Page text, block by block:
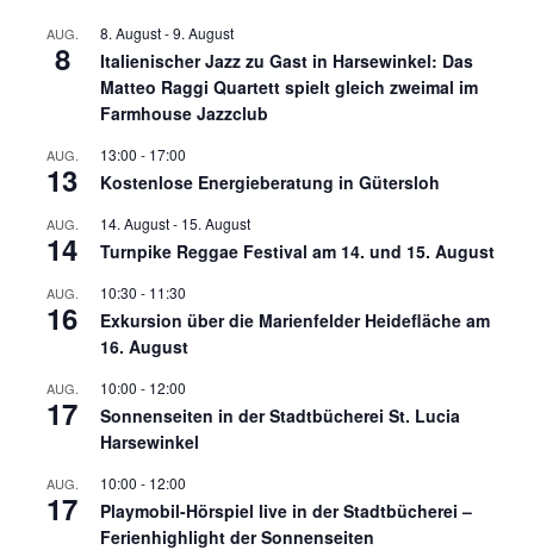
AUG.
8
8. August-9. August
Italienischer Jazz zu Gast in Harsewinkel: Das
Matteo Raggi Quartett spielt gleich zweimal im
Farmhouse Jazzclub
AUG.
13
13:00 - 17:00
Kostenlose Energieberatung in Gütersloh
AUG.
14
14. August- 15. August
Turnpike Reggae Festival am 14. und 15. August
AUG.
16
10:30 - 11:30
Exkursion über die Marienfelder Heidefläche am
16. August
AUG.
17
10:00 - 12:00
Sonnenseiten in der Stadtbücherei St. Lucia
Harsewinkel
AUG.
17
10:00 - 12:00
Playmobil-Hörspiel live in der Stadtbücherei –
Ferienhighlight der Sonnenseiten